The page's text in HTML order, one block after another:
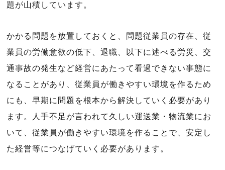
題が山積しています。
かかる問題を放置しておくと、問題従業員の存在、従
業員の労働意欲の低下、退職、以下に述べる労災、交
通事故の発生など経営にあたって看過できない事態に
なることがあり、従業員が働きやすい環境を作るため
にも、早期に問題を根本から解決していく必要があり
ます。人手不足が言われて久しい運送業・物流業にお
いて、従業員が働きやすい環境を作ることで、安定し
た経営等につなげていく必要があります。